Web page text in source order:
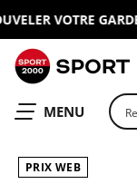
VOTRE
OUVRIR LE
MENU
PRIX WEB